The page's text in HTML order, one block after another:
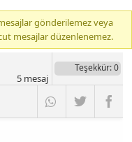
gönderilemez veya
mesajlar düzenlenemez.
Teşekkür: 0
5mesaj